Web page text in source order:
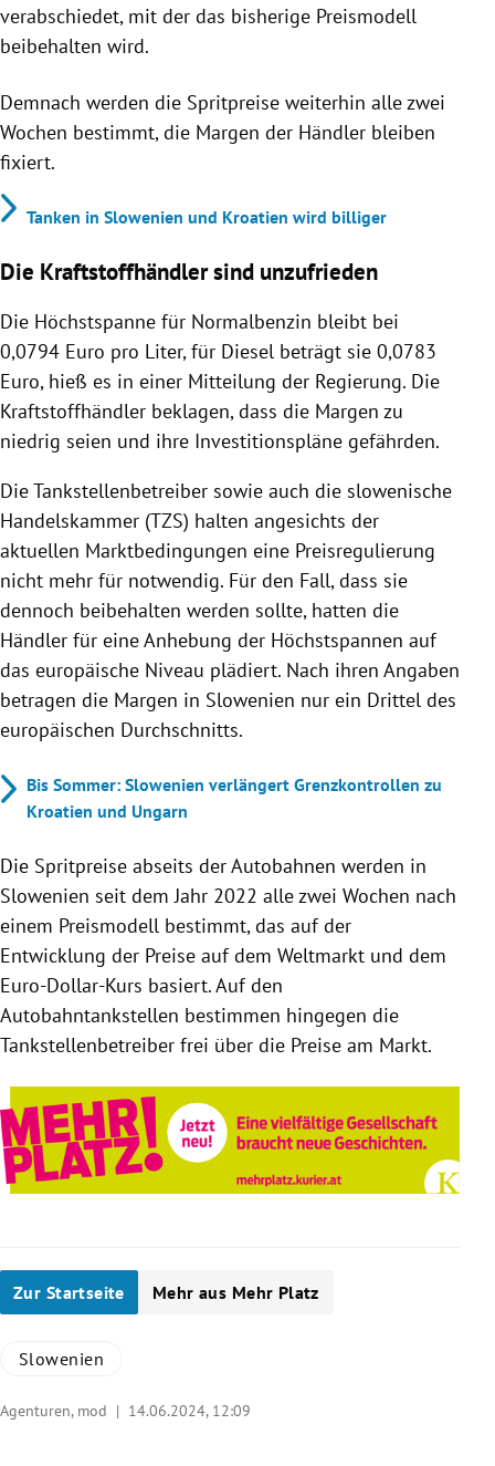
verabschiedet, mit der das bisherige Preismodell
beibehalten wird.
Demnach werden die Spritpreise weiterhin alle zwei
Wochen bestimmt, die Margen der Händler bleiben
fixiert.
Tanken in Slowenien und Kroatien wird billiger
Die Kraftstoffhändler sind unzufrieden
Die Höchstspanne für Normalbenzin bleibt bei
0,0794 Euro pro Liter, für Diesel beträgt sie 0,0783
Euro, hieß es in einer Mitteilung der Regierung. Die
Kraftstoffhändler beklagen, dass die Margen zu
niedrig seien und ihre Investitionspläne gefährden.
Die Tankstellenbetreiber sowie auch die slowenische
Handelskammer (TZS) halten angesichts der
aktuellen Marktbedingungen eine Preisregulierung
nicht mehr für notwendig. Für den Fall, dass sie
dennoch beibehalten werden sollte, hatten die
Händler für eine Anhebung der Höchstspannen auf
das europäische Niveau plädiert. Nach ihren Angaben
betragen die Margen in Slowenien nur ein Drittel des
europäischen Durchschnitts.
Bis Sommer: Slowenien verlängert Grenzkontrollen zu
Kroatien und Ungarn
Die Spritpreise abseits der Autobahnen werden in
Slowenien seit dem Jahr 2022 alle zwei Wochen nach
einem Preismodell bestimmt, das auf der
Entwicklung der Preise auf dem Weltmarkt und dem
Euro-Dollar-Kurs basiert. Auf den
Autobahntankstellen bestimmen hingegen die
Tankstellenbetreiber frei über die Preise am Markt.
Zur Startseite Mehr aus Mehr Platz
Slowenien
Agenturen, mod | 14.06.2024, 12:09